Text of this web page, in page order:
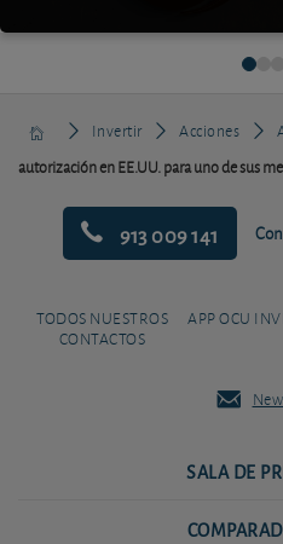
Invertir Acciones
autorización en EE.UU. para uno de sus
913 009 141
TODOS NUESTROS
CONTACTOS
APP OCU
SALA DE